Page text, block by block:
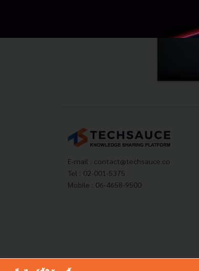
E-mail : contact@techsauce.co
Tel : 02-001-5375
Mobile : 06-4658-9500